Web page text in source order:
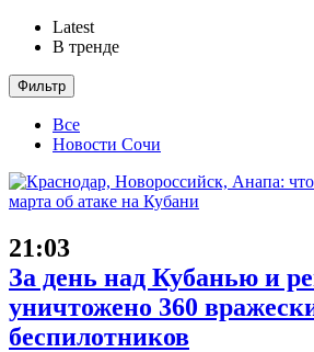
Latest
В тренде
Фильтр
Все
Новости Сочи
21:03
За день над Кубанью и
уничтожено 360
беспилотников